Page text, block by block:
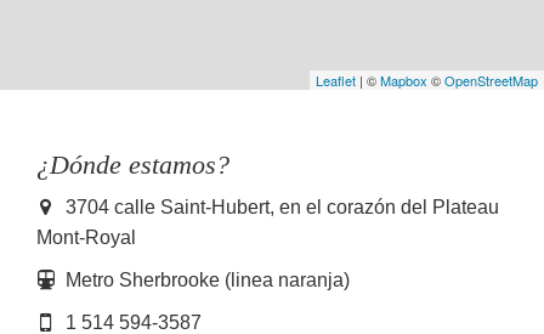
Leaflet | ©Mapbox ©OpenStreetMap
¿Dónde estamos?
3704 calle Saint-Hubert, en el corazón del Plateau
Mont-Royal
Metro Sherbrooke (linea naranja)
1 514 594-3587